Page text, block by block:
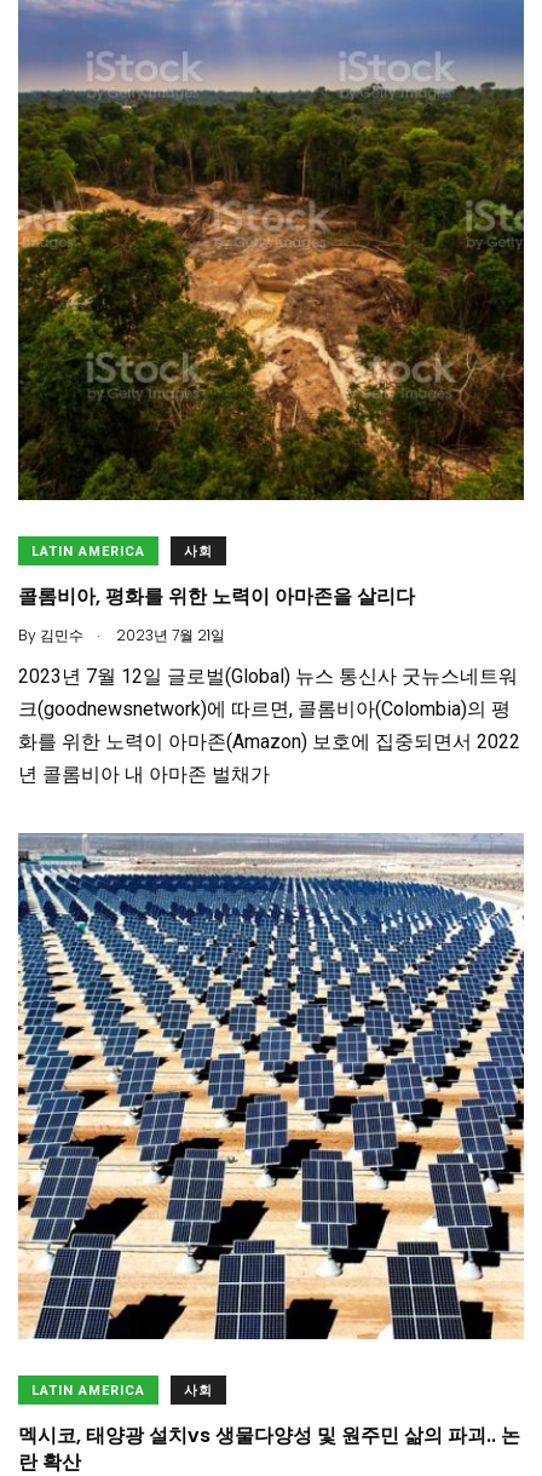
LATIN AMERICA 사회
콜롬비아, 평화를 위한 노력이 아마존을 살리다
By 김민수 . 2023년 7월 21일
2023년 7월 12일 글로벌(Global) 뉴스 통신사 굿뉴스네트워
크(goodnewsnetwork)에 따르면, 콜롬비아(Colombia)의 평
화를 위한 노력이 아마존(Amazon) 보호에 집중되면서 2022
년 콜롬비아 내 아마존 벌채가
LATIN AMERICA 사회
멕시코, 태양광 설치vs 생물다양성 및 원주민 삶의 파괴.. 논
란 확산